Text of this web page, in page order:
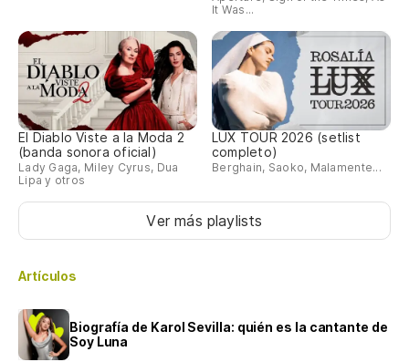
It Was...
El Diablo Viste a la Moda 2
(banda sonora oficial)
Lady Gaga, Miley Cyrus, Dua
Lipa y otros
LUX TOUR 2026 (setlist
completo)
Berghain, Saoko, Malamente...
Ver más playlists
Artículos
Biografía de Karol Sevilla: quién es la cantante de
Soy Luna